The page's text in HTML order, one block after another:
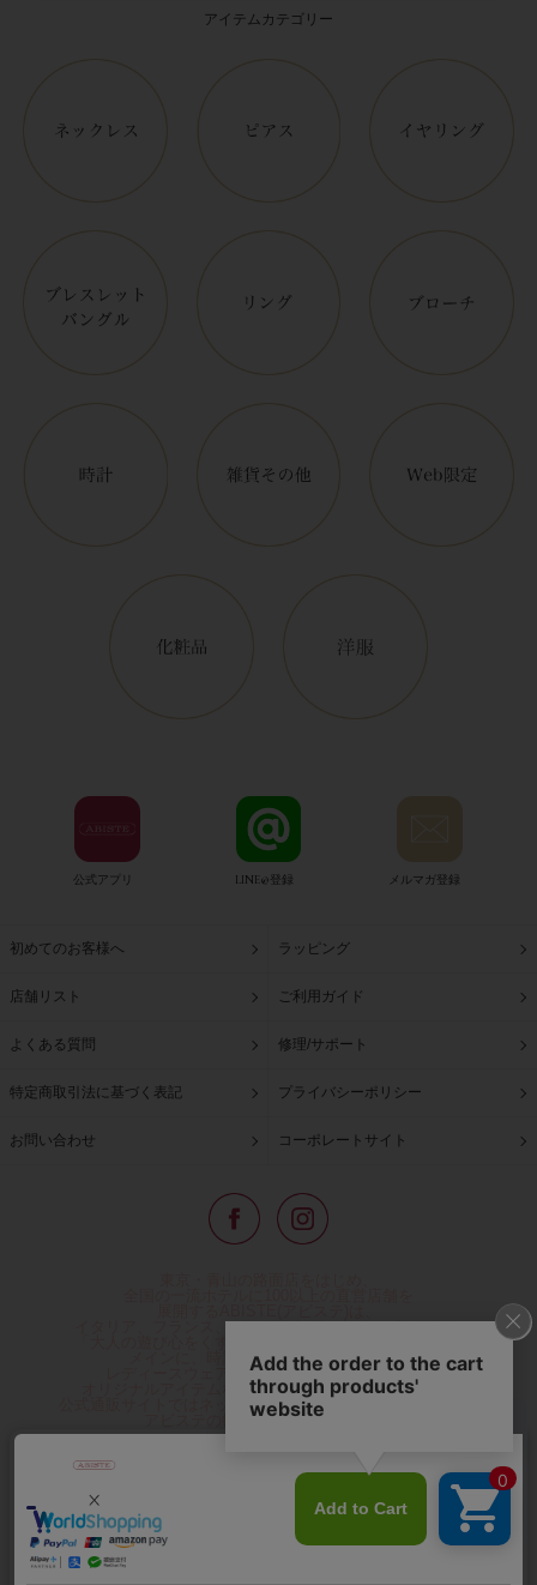
アイテムカテゴリー
公式アプリ LINE@登録 メルマガ登録
初めてのお客様へ ラッピング
店舗リスト ご利用ガイド
よくある質問 修理/サポート
特定商取引法に基づく表記 プライバシーポリシー
お問い合わせ コーポレートサイト
イタリア、フランス、アメリカなどからインポートした
メインに、時計、バッグ、財布、小物、
レディースウェアや、ここでしか手に入らない
オリジナルアイテムなどを幅広くご用意しています。
公式通販サイトではネックレスやイヤリングをはじめとする
アビステの幅広い商品を取り揃え、
人気ランキングやテレビなどメディア着用商品、
などのサービスをご提供。
心躍るインポートアクセサリーや時計、小物などで、
お客様の日常をほんの少し豊かにし、
夢やときめきを与えられるよう願っています。
◆ギフトラッピング無料/11,000円以上のご注文で送料無料◆